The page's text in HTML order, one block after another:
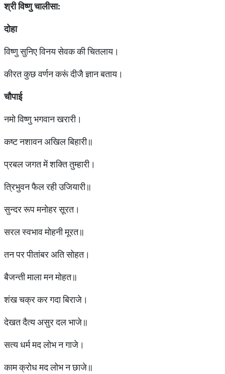
श्रीविष्णुचालीसा:
दोहा
विष्णु सुनिए विनय सेवक की चितलाय।
कीरत कुछ वर्णन करूं दीजै ज्ञान बताय।
चौपाई
नमो विष्णु भगवान खरारी।
कष्ट नशावन अखिल बिहारी॥
प्रबल जगत में शक्ति तुम्हारी।
त्रिभुवन फैल रही उजियारी॥
सुन्दर रूप मनोहर सूरत।
सरल स्वभाव मोहनी मूरत॥
तन पर पीतांबर अति सोहत।
बैजन्ती माला मन मोहत॥
शंख चक्र कर गदा बिराजे।
देखत दैत्य असुर दल भाजे॥
सत्य धर्म मद लोभ न गाजे।
काम क्रोध मद लोभ न छाजे॥